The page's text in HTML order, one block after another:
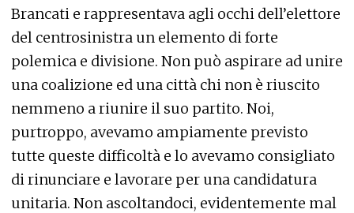
Brancati e rappresentava agli occhi dell’elettore
del centrosinistra un elemento di forte
polemica e divisione. Non può aspirare ad unire
una coalizione ed una città chi non è riuscito
nemmeno a riunire il suo partito. Noi,
purtroppo, avevamo ampiamente previsto
tutte queste difficoltà e lo avevamo consigliato
di rinunciare e lavorare per una candidatura
unitaria. Non ascoltandoci, evidentemente mal